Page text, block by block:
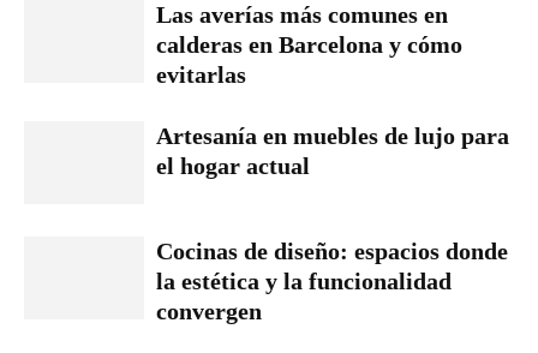
Las averías más comunes en
calderas en Barcelona y cómo
evitarlas
Artesanía en muebles de lujo para
el hogar actual
Cocinas de diseño: espacios donde
la estética y la funcionalidad
convergen